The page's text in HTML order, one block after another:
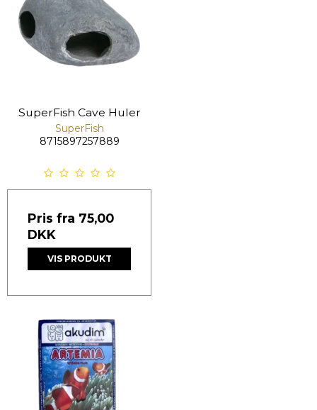
SuperFish Cave Huler
SuperFish
8715897257889
Pris fra 75,00
DKK
VIS PRODUKT